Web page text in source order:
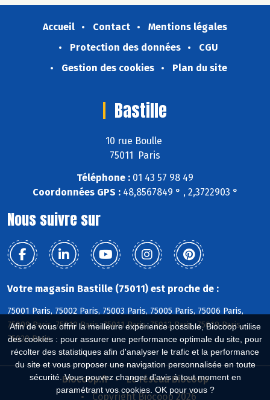
Afin de vous offrir la meilleure expérience possible, Biocoop utilise
des cookies : pour assurer une performance optimale du site, pour
récolter des statistiques afin d'analyser le trafic et la performance
du site et vous proposer une navigation personnalisée en toute
sécurité. Vous pouvez changer d'avis à tout moment en
paramétrant vos cookies. OK pour vous ?
Accueil Contact
Mentions légales
Protection des données
CGU
Gestion des cookies
Plan du site
Bastille
10 rue Boulle
75011 Paris
Téléphone : 01 43 57 98 49
Coordonnées GPS :48,8567849 ° , 2,3722903 °
Nous suivre sur
Votre magasin Bastille (75011) est proche de :
75001 Paris, 75002 Paris, 75003 Paris, 75005 Paris, 75006 Paris,
75009 Paris, 75010 Paris, 75011 Paris, 75012 Paris, 75019 Paris,
75020 Paris
Biocoop.fr
Le réseau Biocoop
Copyright Biocoop 2026